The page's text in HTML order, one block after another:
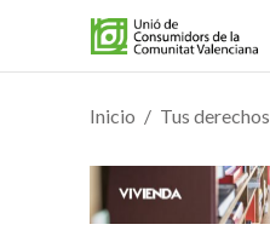
Inicio Tus derechos